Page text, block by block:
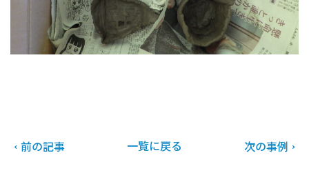
前の記事 一覧に戻る 次の事例